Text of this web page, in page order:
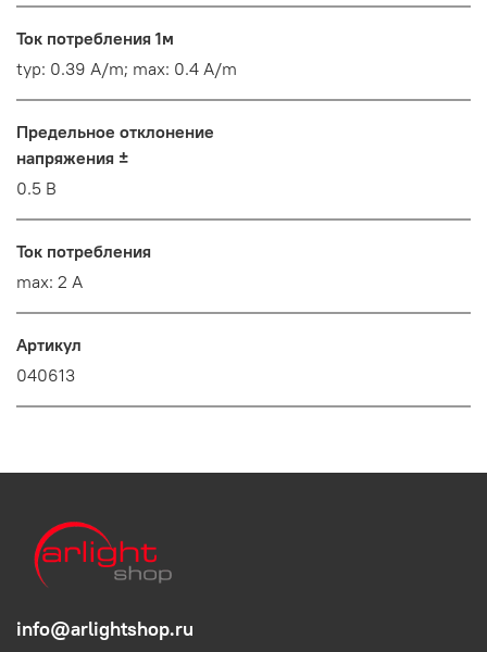
Ток потребления 1м
typ: 0.39 A/m; max: 0.4 A/m
Предельное отклонение
напряжения ±
0.5 В
Ток потребления
max: 2 A
Артикул
040613
info@arlightshop.ru